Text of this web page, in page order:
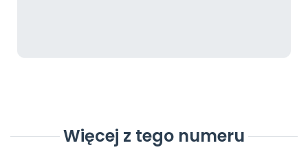
Więcej z tego numeru